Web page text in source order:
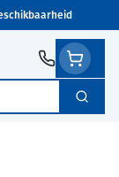
Zoek